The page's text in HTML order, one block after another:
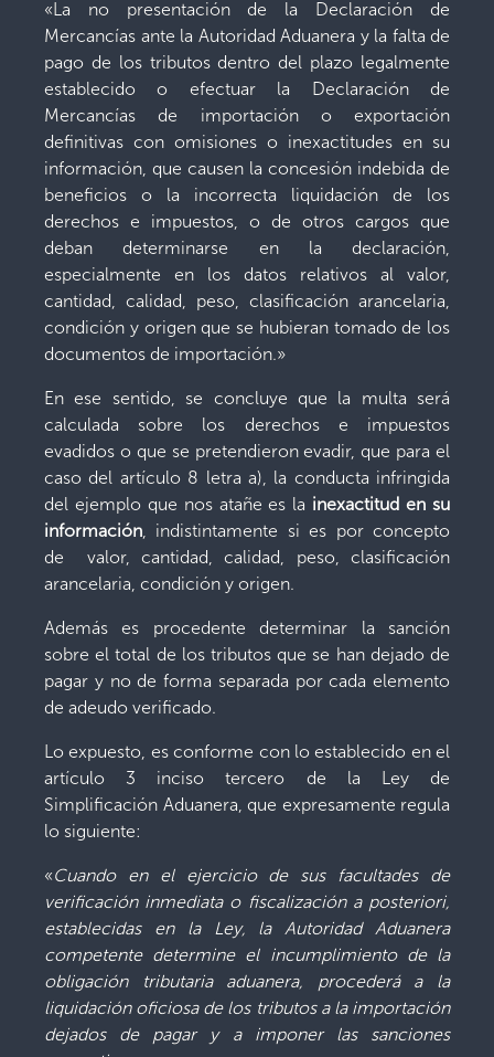
«La no presentación de la Declaración de
Mercancías ante la Autoridad Aduanera y la falta de
pago de los tributos dentro del plazo legalmente
establecido o efectuar la Declaración de
Mercancías de importación o exportación
definitivas con omisiones o inexactitudes en su
información, que causen la concesión indebida de
beneficios o la incorrecta liquidación de los
derechos e impuestos, o de otros cargos que
deban determinarse en la declaración,
especialmente en los datos relativos al valor,
cantidad, calidad, peso, clasificación arancelaria,
condición y origen que se hubieran tomado de los
documentos de importación.»
En ese sentido, se concluye que la multa será
calculada sobre los derechos e impuestos
evadidos o que se pretendieron evadir, que para el
caso del artículo 8 letra a), la conducta infringida
del ejemplo que nos atañe es la inexactitud en su
información, indistintamente si es por concepto
de valor, cantidad, calidad, peso, clasificación
arancelaria, condición y origen.
Además es procedente determinar la sanción
sobre el total de los tributos que se han dejado de
pagar y no de forma separada por cada elemento
de adeudo verificado.
Lo expuesto, es conforme con lo establecido en el
artículo 3 inciso tercero de la Ley de
Simplificación Aduanera, que expresamente regula
lo siguiente:
«Cuando en el ejercicio de sus facultades de
verificación inmediata o fiscalización a posteriori,
establecidas en la Ley, la Autoridad Aduanera
competente determine el incumplimiento de la
obligación tributaria aduanera, procederá a la
liquidación oficiosa de los tributos a la importación
dejados de pagar y a imponer las sanciones